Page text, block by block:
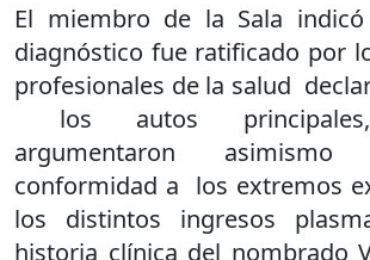
El miembro de la Sala indicó
diagnóstico fue ratificado por
profesionales de la salud
los autos
argumentaron
conformidad a los extremos
los distintos ingresos
historia clínica del nombrado